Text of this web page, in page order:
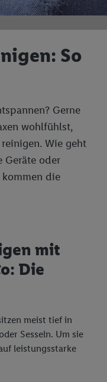
So
Gerne
wohlfühlst,
Wie geht
Geräte oder
die
mit
Die
meist tief in
Sesseln. Um sie
leistungsstarke